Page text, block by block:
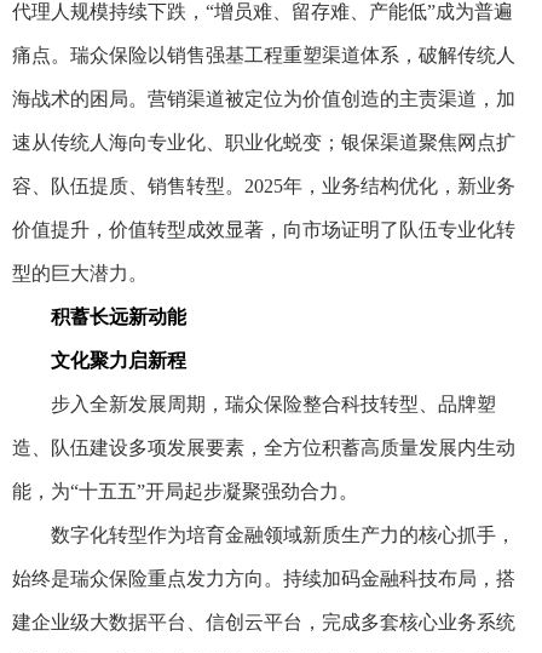
代理人规模持续下跌，“增员难、留存难、产能低”成为普遍
痛点。瑞众保险以销售强基工程重塑渠道体系，破解传统人
海战术的困局。营销渠道被定位为价值创造的主责渠道，加
速从传统人海向专业化、职业化蜕变；银保渠道聚焦网点扩
容、队伍提质、销售转型。2025年，业务结构优化，新业务
价值提升，价值转型成效显著，向市场证明了队伍专业化转
型的巨大潜力。
积蓄长远新动能
文化聚力启新程
步入全新发展周期，瑞众保险整合科技转型、品牌塑
造、队伍建设多项发展要素，全方位积蓄高质量发展内生动
能，为“十五五”开局起步凝聚强劲合力。
数字化转型作为培育金融领域新质生产力的核心抓手，
始终是瑞众保险重点发力方向。持续加码金融科技布局，搭
建企业级大数据平台、信创云平台，完成多套核心业务系统